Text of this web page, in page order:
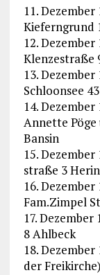
11.
Kieferngrund
12.
Klenzestraße
13.
Schloonsee
14.
Annette Pöge
Bansin
15.
straße 3
16.
Fam.Zimpel
17.
8 Ahlbeck
18.
der